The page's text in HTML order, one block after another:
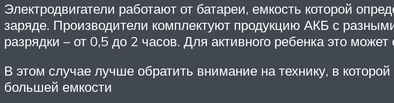
Электродвигатели работают от батареи, емкость которой
заряде. Производители комплектуют продукцию АКБ с
разрядки – от 0,5 до 2 часов. Для активного ребенка это
В этом случае лучше обратить внимание на технику, в
большей емкости